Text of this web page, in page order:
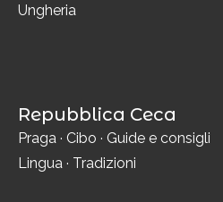
Ungheria
Repubblica Ceca
Praga · Cibo · Guide e consigli
Lingua · Tradizioni